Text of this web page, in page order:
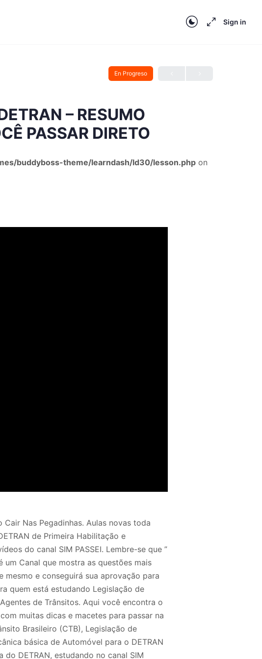
Sign in
En Progreso
– RESUMO
PASSAR DIRETO
buddyboss-theme/learndash/ld30/lesson.php on
Nas Pegadinhas. Aulas novas toda
de Primeira Habilitação e
do canal SIM PASSEI. Lembre-se que ”
um Canal que mostra as questões mais
mesmo e conseguirá sua aprovação para
quem está estudando Legislação de
de Trânsitos. Aqui você encontra o
muitas dicas e macetes para passar na
Brasileiro (CTB), Legislação de
básica de Automóvel para o DETRAN
DETRAN, estudando no canal SIM